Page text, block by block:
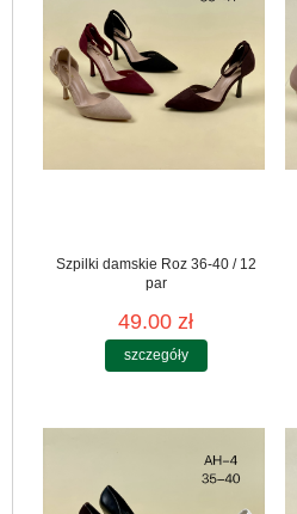
Szpilki damskie Roz 36-40 / 12
par
49.00 zł
szczegóły